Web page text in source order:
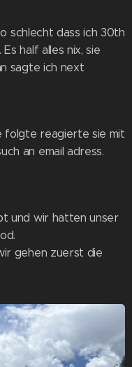
schlecht dass ich 30th
half alles nix, sie
sagte ich next
folgte reagierte sie mit
an email adress.
und wir hatten unser
gehen zuerst die